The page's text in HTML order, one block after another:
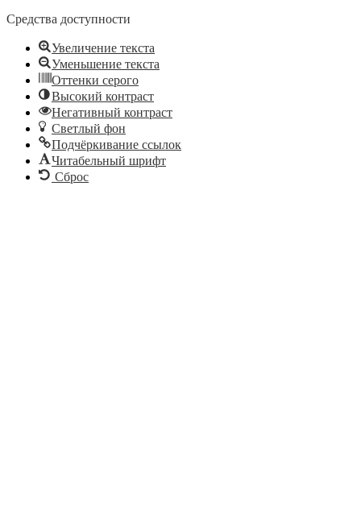
Средства доступности
Увеличение текста
Уменьшение текста
Оттенки серого
Высокий контраст
Негативный контраст
Светлый фон
Подчёркивание ссылок
Читабельный шрифт
Сброс